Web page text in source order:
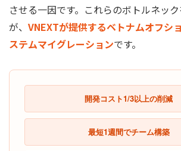
させる一因です。これらのボトルネッ
が、 VNEXTが提供するベトナムオフシ
ステムマイグレーションです。
開発コスト1/3以上の削減
最短1週間でチーム構築